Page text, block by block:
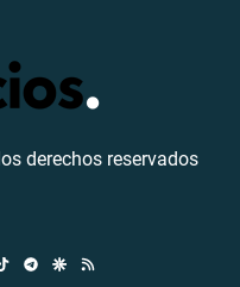
derechos reservados
TikTokTelegramGoogle Discover